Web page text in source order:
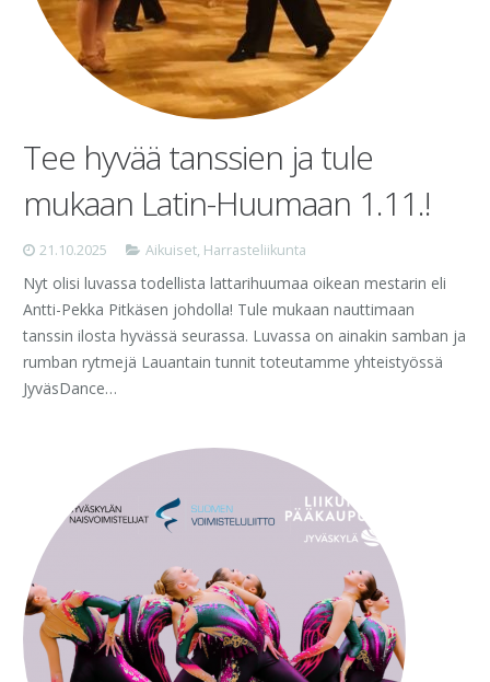
Tee hyvää tanssien ja tule
mukaan Latin-Huumaan 1.11.!
21.10.2025 Aikuiset, Harrasteliikunta
Nyt olisi luvassa todellista lattarihuumaa oikean mestarin eli
Antti-Pekka Pitkäsen johdolla! Tule mukaan nauttimaan
tanssin ilosta hyvässä seurassa. Luvassa on ainakin samban ja
rumban rytmejä Lauantain tunnit toteutamme yhteistyössä
JyväsDance…